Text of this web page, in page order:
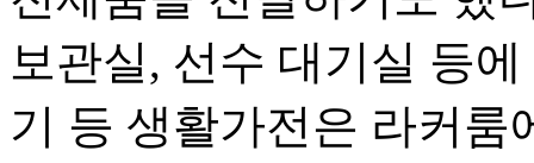
보관실, 선수 대기실 등
기 등 생활가전은 라커룸